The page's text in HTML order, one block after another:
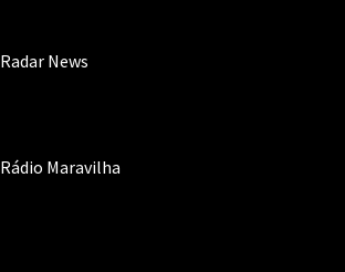
Radar News
Rádio Maravilha